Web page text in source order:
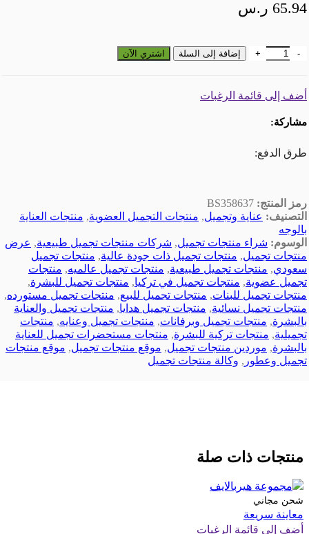
65.94 ر.س
كمية كريم تحت العين عارف اوغلو - 30 مل
إضافة إلى السلة اشتري الآن
أضف إلى قائمة الرغبات
مشاركة:
طرق الدفع:
رمز المنتج: BS358637
التصنيف: عناية وتجميل, منتجات التجميل العضوية, منتجات العناية
بالوجه
الوسوم: شراء منتجات تجميل, شركات منتجات تجميل طبيعية, عرض
منتجات تجميل, منتجات تجميل ذات جودة عالية, منتجات تجميل
سعودي, منتجات تجميل طبيعية, منتجات تجميل عالميه, منتجات
تجميل عضوية, منتجات تجميل في تركيا, منتجات تجميل للبشرة,
منتجات تجميل للبنات, منتجات تجميل للبيع, منتجات تجميل مستورده,
منتجات تجميل نسائية, منتجات تجميل هدايا, منتجات تجميل والعناية
بالبشرة, منتجات تجميل وبرفانات, منتجات تجميل وعنايه, منتجات
تجميلية, منتجات تركية للبشرة, منتجات مستحضرات تجميل للعناية
بالبشرة, موردين منتجات تجميل, موقع منتجات تجميل, موقع منتجات
تجميل وعطور , وكالة منتجات تجميل
منتجات ذات صلة
شحن مجاني
معاينة سريعة
أضف إلى قائمة الرغبات